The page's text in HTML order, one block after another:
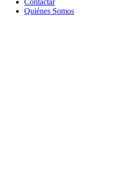
Contactar
Quiénes Somos